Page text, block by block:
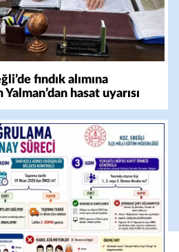
fındık alımına
hasat uyarısı